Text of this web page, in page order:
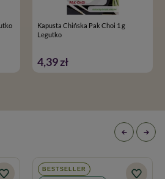
Kapusta Chińska Pak Choi 1 g
Legutko
4,39 zł
BESTSELLER